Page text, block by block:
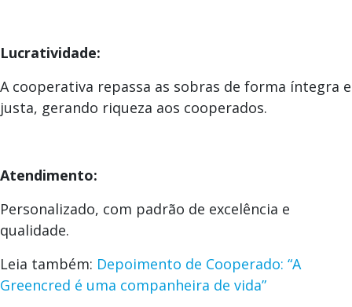
Lucratividade:
A cooperativa repassa as sobras de forma íntegra e
justa, gerando riqueza aos cooperados.
Atendimento:
Personalizado, com padrão de excelência e
qualidade.
Leia também: Depoimento de Cooperado: “A
Greencred é uma companheira de vida”